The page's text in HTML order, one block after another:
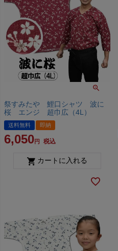
祭すみたや 鯉口シャツ 波に
桜 エンジ 超巾広（4L）
送料無料 即納
6,050 税込
カートに入れる